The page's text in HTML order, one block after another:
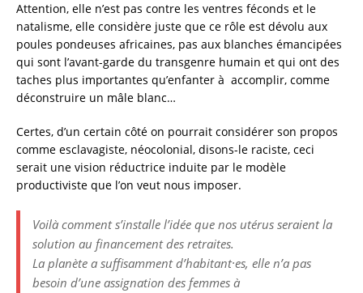
Attention, elle n’est pas contre les ventres féconds et le
natalisme, elle considère juste que ce rôle est dévolu aux
poules pondeuses africaines, pas aux blanches émancipées
qui sont l’avant-garde du transgenre humain et qui ont des
taches plus importantes qu’enfanter à accomplir, comme
déconstruire un mâle blanc…
Certes, d’un certain côté on pourrait considérer son propos
comme esclavagiste, néocolonial, disons-le raciste, ceci
serait une vision réductrice induite par le modèle
productiviste que l’on veut nous imposer.
Voilà comment s’installe l’idée que nos utérus seraient la
solution au financement des retraites.
La planète a suffisamment d’habitant·es, elle n’a pas
besoin d’une assignation des femmes à